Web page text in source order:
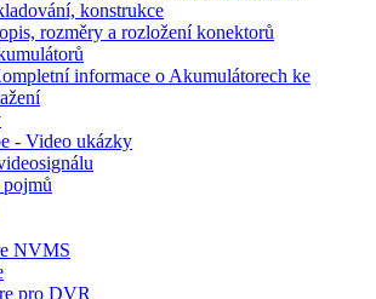
konstrukce
rozměry a rozložení konektorů
informace o Akumulátorech ke
- Video ukázky
NVMS
pro DVR